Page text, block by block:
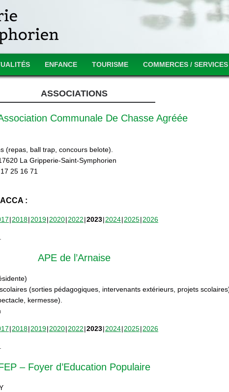
ENFANCE TOURISME COMMERCES / SERVICES
ASSOCIATIONS
Communale De Chasse Agréée
(repas, ball trap, concours belote).
La Gripperie-Saint-Symphorien
25 16 71
:
2018 2019 2020 2022 2023 2024 2025 2026
APE de l’Arnaise
(sorties pédagogiques, intervenants extérieurs, projets
kermesse).
2018 2019 2020 2022 2023 2024 2025 2026
– Foyer d’Education Populaire